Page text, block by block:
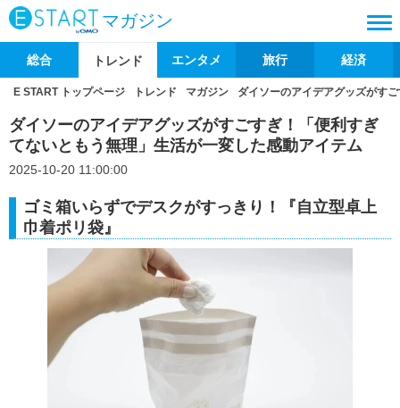
マガジン
総合 トレンド エンタメ 旅行 経済
E START トップページ トレンド マガジン ダイソーのアイデアグッズがす
ダイソーのアイデアグッズがすごすぎ！「便利すぎ
てないともう無理」生活が一変した感動アイテム
2025-10-20 11:00:00
ゴミ箱いらずでデスクがすっきり！『自立型卓上
巾着ポリ袋』